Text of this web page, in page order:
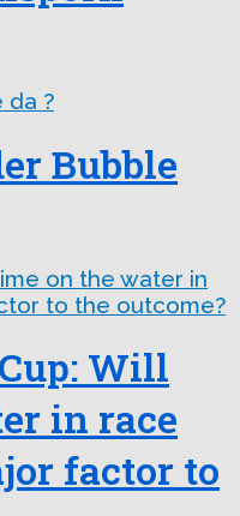
Bubble
Will
in race
factor to